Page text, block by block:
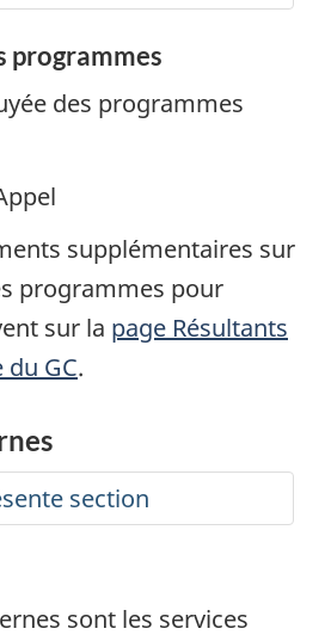
programmes
des programmes
supplémentaires sur
programmes pour
sur la page Résultants
du GC.
sont les services